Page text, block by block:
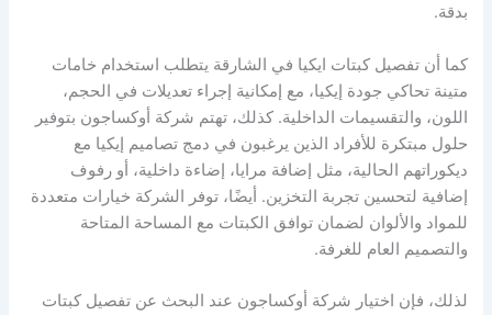
بدقة.
كما أن تفصيل كبتات ايكيا في الشارقة يتطلب استخدام خامات
متينة تحاكي جودة إيكيا، مع إمكانية إجراء تعديلات في الحجم،
اللون، والتقسيمات الداخلية. كذلك، تهتم شركة أوكساجون بتوفير
حلول مبتكرة للأفراد الذين يرغبون في دمج تصاميم إيكيا مع
ديكوراتهم الحالية، مثل إضافة مرايا، إضاءة داخلية، أو رفوف
إضافية لتحسين تجربة التخزين. أيضًا، توفر الشركة خيارات متعددة
للمواد والألوان لضمان توافق الكبتات مع المساحة المتاحة
والتصميم العام للغرفة.
لذلك، فإن اختيار شركة أوكساجون عند البحث عن تفصيل كبتات